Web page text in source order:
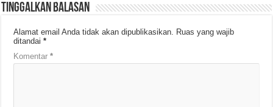
Tinggalkan Balasan
Alamat email Anda tidak akan dipublikasikan. Ruas yang wajib
ditandai*
Komentar*